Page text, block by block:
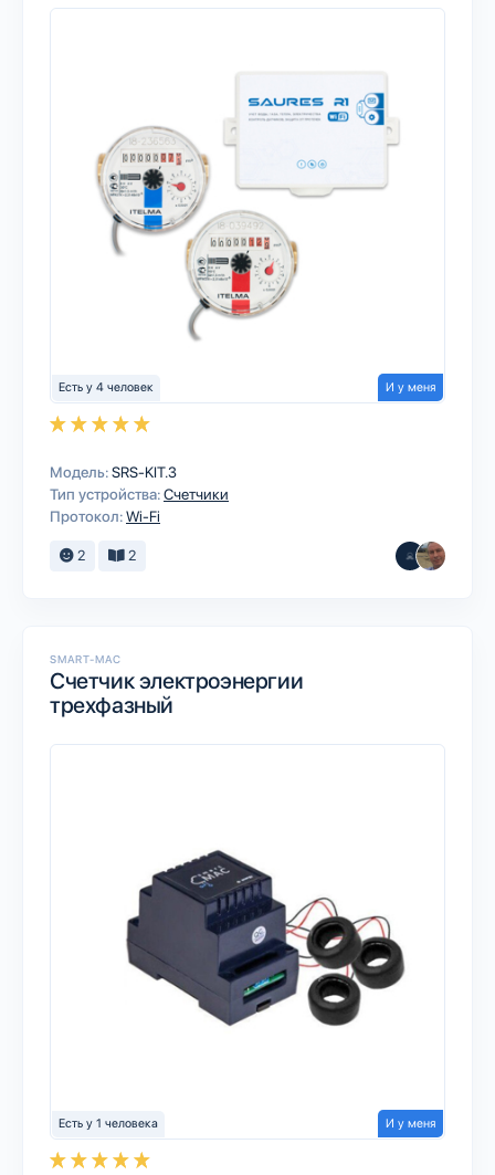
Есть у 4 человек И у меня
Модель:SRS-KIT.3
Тип устройства:Счетчики
Протокол:Wi-Fi
2 2
SMART-MAC
Счетчик электроэнергии
трехфазный
Есть у 1 человека И у меня